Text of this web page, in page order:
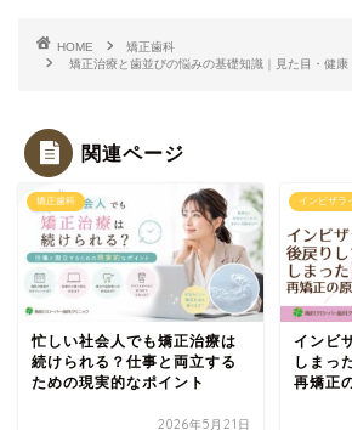
HOME
矯正歯科
矯正治療と歯並びの悩みの基礎知識｜見た目・健康
関連ページ
矯正歯科
忙しい社会人でも矯正治療は
続けられる？仕事と両立する
ための現実的なポイント
2026年5月21日
インビザラ
インビ
しまっ
再矯正